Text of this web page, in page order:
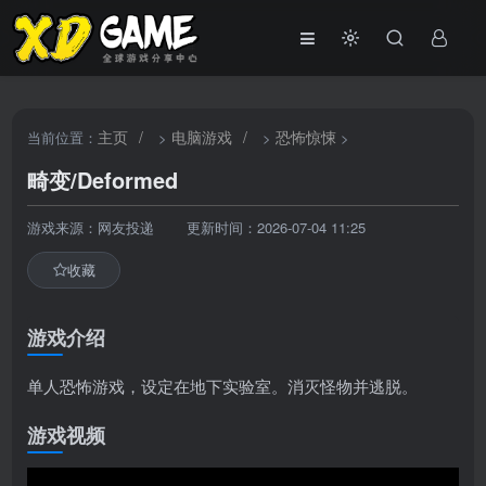
当前位置： 主页 / > 电脑游戏 / >恐怖惊悚 >
畸变/Deformed
游戏来源：网友投递 更新时间：2026-07-04 11:25
收藏
游戏介绍
单人恐怖游戏，设定在地下实验室。消灭怪物并逃脱。
游戏视频